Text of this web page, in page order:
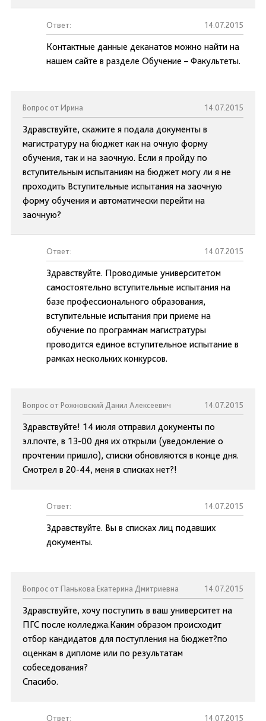
Ответ: 14.07.2015
Контактные данные деканатов можно найти на
нашем сайте в разделе Обучение – Факультеты.
Вопрос от Ирина 14.07.2015
Здравствуйте, скажите я подала документы в
магистратуру на бюджет как на очную форму
обучения, так и на заочную. Если я пройду по
вступительным испытаниям на бюджет могу ли я не
проходить Вступительные испытания на заочную
форму обучения и автоматически перейти на
заочную?
Ответ: 14.07.2015
Здравствуйте. Проводимые университетом
самостоятельно вступительные испытания на
базе профессионального образования,
вступительные испытания при приеме на
обучение по программам магистратуры
проводится единое вступительное испытание в
рамках нескольких конкурсов.
Вопрос от Рожновский Данил Алексеевич 14.07.2015
Здравствуйте! 14 июля отправил документы по
эл.почте, в 13-00 дня их открыли (уведомление о
прочтении пришло), списки обновляются в конце дня.
Смотрел в 20-44, меня в списках нет?!
Ответ: 14.07.2015
Здравствуйте. Вы в списках лиц подавших
документы.
Вопрос от Панькова Екатерина Дмитриевна 14.07.2015
Здравствуйте, хочу поступить в ваш университет на
ПГС после колледжа.Каким образом происходит
отбор кандидатов для поступления на бюджет?по
оценкам в дипломе или по результатам
собеседования?
Спасибо.
Ответ: 14.07.2015